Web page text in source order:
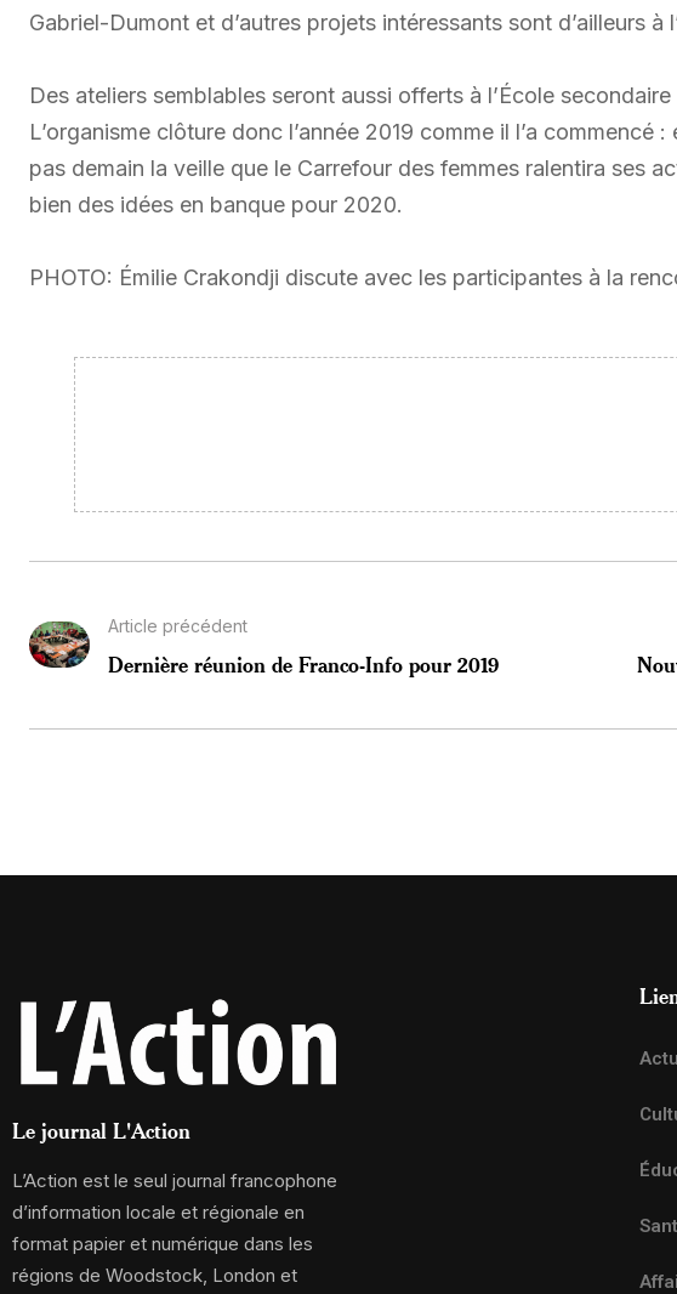
Gabriel-Dumont et d’autres projets intéressants sont d’ailleurs à
Des ateliers semblables seront aussi offerts à l’École
L’organisme clôture donc l’année 2019 comme il l’a commencé
pas demain la veille que le Carrefour des femmes ralentira ses
bien des idées en banque pour 2020.
PHOTO: Émilie Crakondji discute avec les participantes à la
Article précédent
Dernière réunion de Franco-Info pour 2019
Le journal L'Action
L’Action est le seul journal francophone
d’information locale et régionale en
format papier et numérique dans les
régions de Woodstock, London et